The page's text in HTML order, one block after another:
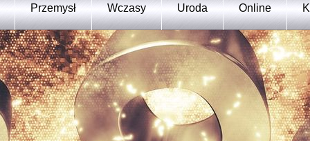
Przemysł Wczasy Uroda Online